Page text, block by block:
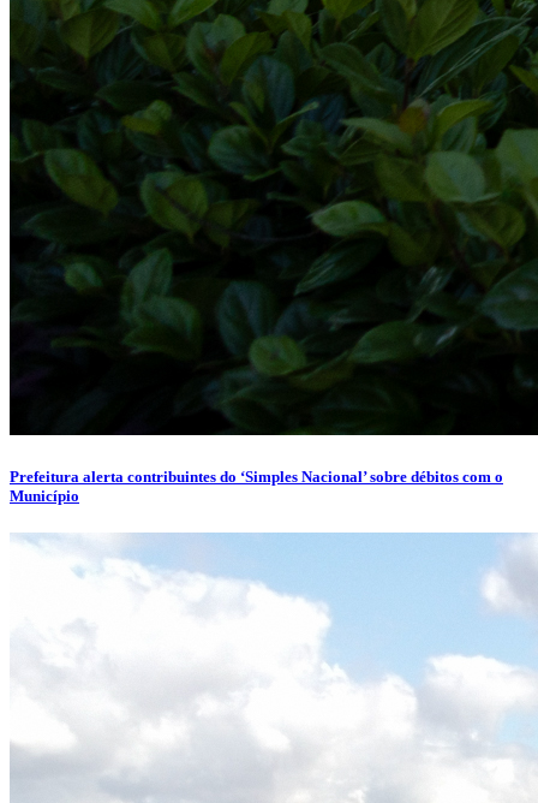
Prefeitura alerta contribuintes do ‘Simples Nacional’ sobre débitos com o
Município